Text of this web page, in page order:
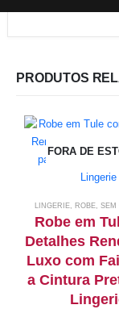
PRODUTOS
FORA DE
LINGERIE, ROBE, SEM
Robe em
Detalhes
Luxo com
a Cintura